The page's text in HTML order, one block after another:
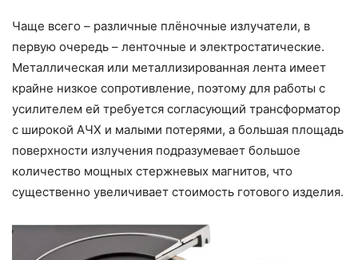
Чаще всего – различные плёночные излучатели, в
первую очередь – ленточные и электростатические.
Металлическая или металлизированная лента имеет
крайне низкое сопротивление, поэтому для работы с
усилителем ей требуется согласующий трансформатор
с широкой АЧХ и малыми потерями, а большая площадь
поверхности излучения подразумевает большое
количество мощных стержневых магнитов, что
существенно увеличивает стоимость готового изделия.